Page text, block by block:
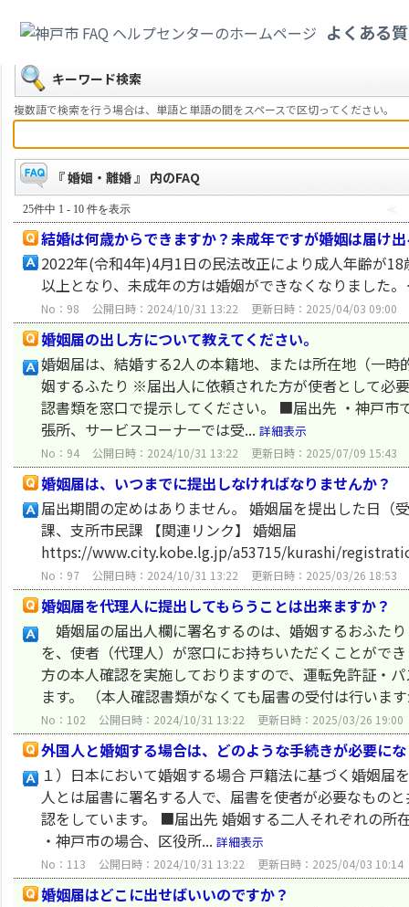
よくある
戻る
キーワード検索
複数語で検索を行う場合は、単語と単語の間をスペースで区切ってください。
『 婚姻・離婚 』 内のFAQ
25件中 1 - 10 件を表示 ≪
結婚は何歳からできますか？未成年ですが婚姻は届け
2022年(令和4年)4月1日の民法改正により成人年齢が
以上となり、未成年の方は婚姻ができなくなりまし
No：98 公開日時：2024/10/31 13:22 更新日時：2025/04/03 09:00
婚姻届の出し方について教えてください。
婚姻届は、結婚する2人の本籍地、または所在地（一
姻するふたり ※届出人に依頼された方が使者として必
認書類を窓口で提示してください。 ■届出先 ・神戸市
張所、サービスコーナーでは受... 詳細表示
No：94 公開日時：2024/10/31 13:22 更新日時：2025/07/09 15:43
婚姻届は、いつまでに提出しなければなりませんか？
届出期間の定めはありません。 婚姻届を提出した日
課、支所市民課 【関連リンク】 婚姻届
https://www.city.kobe.lg.jp/a53715/kurashi/
No：97 公開日時：2024/10/31 13:22 更新日時：2025/03/26 18:53
婚姻届を代理人に提出してもらうことは出来ますか？
婚姻届の届出人欄に署名するのは、婚姻するおふた
を、使者（代理人）が窓口にお持ちいただくことがで
方の本人確認を実施しておりますので、運転免許証・
ます。 （本人確認書類がなくても届書の受付は行いま
No：102 公開日時：2024/10/31 13:22 更新日時：2025/03/26 19:00
外国人と婚姻する場合は、どのような手続きが必要に
１）日本において婚姻する場合 戸籍法に基づく婚姻
人とは届書に署名する人で、届書を使者が必要なもの
認をしています。 ■届出先 婚姻する二人それぞれの所
・神戸市の場合、区役所... 詳細表示
No：113 公開日時：2024/10/31 13:22 更新日時：2025/04/03 10:14
婚姻届はどこに出せばいいのですか？